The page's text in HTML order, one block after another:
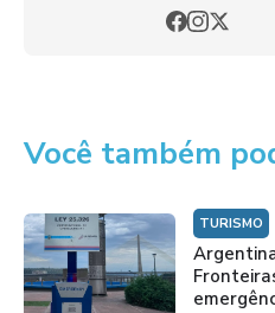
Você também
TURISMO